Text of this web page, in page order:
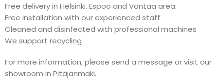
Free delivery in Helsinki, Espoo and Vantaa area.
Free installation with our experienced staff
Cleaned and disinfected with professional machines
We support recycling
For more information, please send a message or visit our
showroom in Pitäjänmäki.